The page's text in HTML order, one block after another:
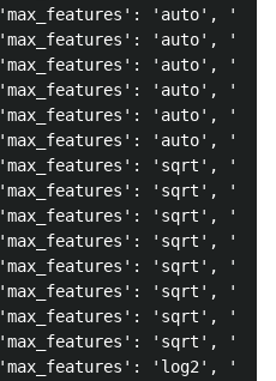
'auto',
'auto',
'auto',
'auto',
'auto',
'auto',
'sqrt',
'sqrt',
'sqrt',
'sqrt',
'sqrt',
'sqrt',
'sqrt',
'sqrt',
'log2',